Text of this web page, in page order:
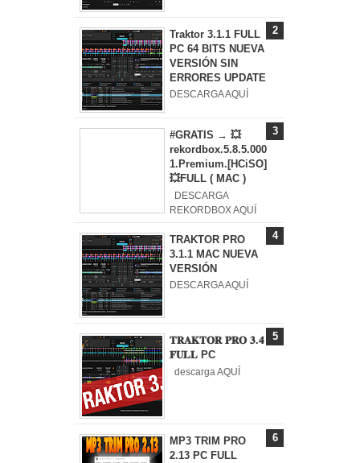
Traktor 3.1.1 FULL
PC 64 BITS NUEVA
VERSIÓN SIN
ERRORES UPDATE
DESCARGA AQUÍ
#GRATIS → 💥
rekordbox.5.8.5.000
1.Premium.[HCiSO]
💥FULL ( MAC )
DESCARGA
REKORDBOX AQUÍ
TRAKTOR PRO
3.1.1 MAC NUEVA
VERSIÓN
DESCARGA AQUÍ
𝐓𝐑𝐀𝐊𝐓𝐎𝐑 𝐏𝐑𝐎 𝟑.𝟒
𝐅𝐔𝐋𝐋 PC
descarga AQUÍ
MP3 TRIM PRO
2.13 PC FULL